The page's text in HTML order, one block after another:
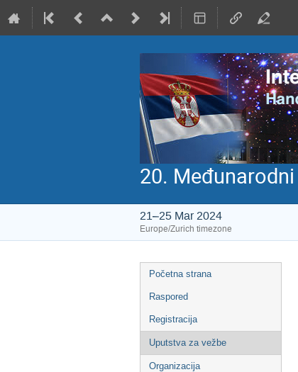
20.
21–25 Mar 2024
Europe/Zurich timezone
Event
menu
Početna strana
Raspored
Registracija
Uputstva za vežbe
Organizacija